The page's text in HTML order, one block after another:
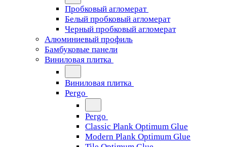
Пробковый агломерат
Белый пробковый агломерат
Черный пробковый агломерат
Алюминиевый профиль
Бамбуковые панели
Виниловая плитка
Виниловая плитка
Pergo
Pergo
Classic Plank Optimum Glue
Modern Plank Optimum Glue